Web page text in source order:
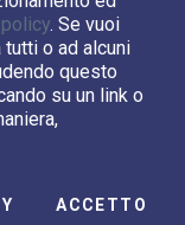
. Se vuoi
o ad alcuni
questo
su un link o
ACCETTO